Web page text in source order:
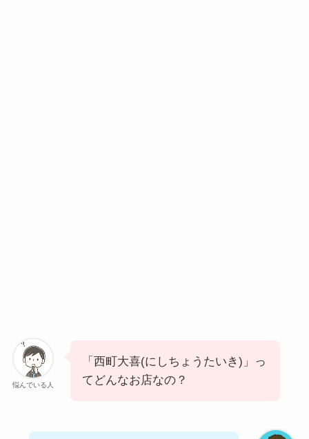
悩んでいる人
「西町大喜(にしちょうたいき)」っ
てどんなお店なの？